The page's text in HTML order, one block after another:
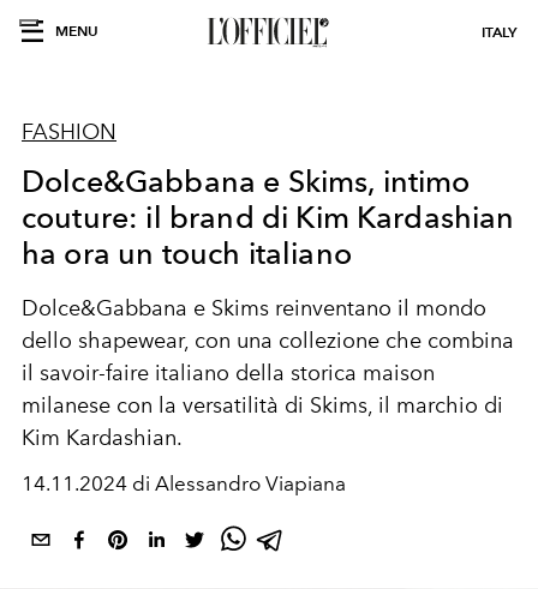
MENU ITALY
FASHION
Dolce&Gabbana e Skims, intimo
couture: il brand di Kim Kardashian
ha ora un touch italiano
Dolce&Gabbana e Skims reinventano il mondo
dello shapewear, con una collezione che combina
il savoir-faire italiano della storica maison
milanese con la versatilità di Skims, il marchio di
Kim Kardashian.
14.11.2024 di Alessandro Viapiana